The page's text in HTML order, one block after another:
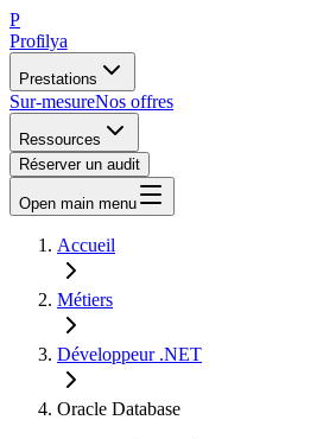
P
Profilya
Prestations
Sur-mesureNos offres
Ressources
Réserver un audit
Open main menu
Accueil
Métiers
Développeur .NET
Oracle Database